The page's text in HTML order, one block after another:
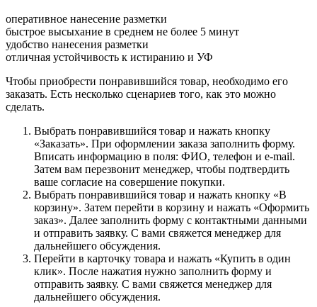
оперативное нанесение разметки
быстрое высыхание в среднем не более 5 минут
удобство нанесения разметки
отличная устойчивость к истиранию и УФ
Чтобы приобрести понравившийся товар, необходимо его
заказать. Есть несколько сценариев того, как это можно
сделать.
Выбрать понравившийся товар и нажать кнопку
«Заказать». При оформлении заказа заполнить форму.
Вписать информацию в поля: ФИО, телефон и e-mail.
Затем вам перезвонит менеджер, чтобы подтвердить
ваше согласие на совершение покупки.
Выбрать понравившийся товар и нажать кнопку «В
корзину». Затем перейти в корзину и нажать «Оформить
заказ». Далее заполнить форму с контактными данными
и отправить заявку. С вами свяжется менеджер для
дальнейшего обсуждения.
Перейти в карточку товара и нажать «Купить в один
клик». После нажатия нужно заполнить форму и
отправить заявку. С вами свяжется менеджер для
дальнейшего обсуждения.